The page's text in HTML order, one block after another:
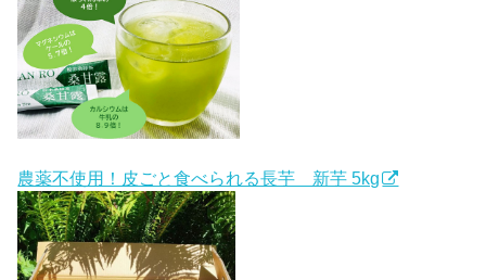
農薬不使用！皮ごと食べられる長芋 新芋 5kg